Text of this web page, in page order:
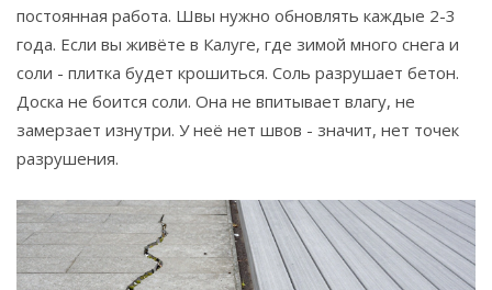
постоянная работа. Швы нужно обновлять каждые 2-3
года. Если вы живёте в Калуге, где зимой много снега и
соли - плитка будет крошиться. Соль разрушает бетон.
Доска не боится соли. Она не впитывает влагу, не
замерзает изнутри. У неё нет швов - значит, нет точек
разрушения.